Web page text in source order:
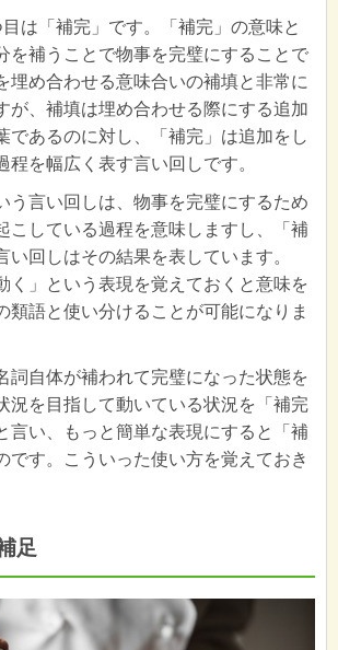
は「補完」です。「補完」の意味と
を補うことで物事を完璧にすることで
埋め合わせる意味合いの補填と非常に
が、補填は埋め合わせる際にする追加
であるのに対し、「補完」は追加をし
程を幅広く表す言い回しです。
う言い回しは、物事を完璧にするため
こしている過程を意味しますし、「補
い回しはその結果を表しています。
く」という表現を覚えておくと意味を
類語と使い分けることが可能になりま
詞自体が補われて完璧になった状態を
況を目指して動いている状況を「補完
言い、もっと簡単な表現にすると「補
です。こういった使い方を覚えておき
足